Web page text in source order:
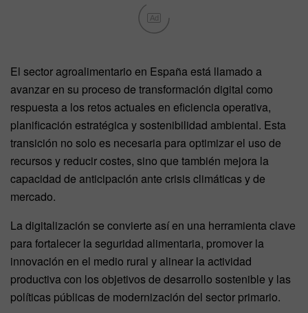
Ad
El sector agroalimentario en España está llamado a
avanzar en su proceso de transformación digital como
respuesta a los retos actuales en eficiencia operativa,
planificación estratégica y sostenibilidad ambiental. Esta
transición no solo es necesaria para optimizar el uso de
recursos y reducir costes, sino que también mejora la
capacidad de anticipación ante crisis climáticas y de
mercado.
La digitalización se convierte así en una herramienta clave
para fortalecer la seguridad alimentaria, promover la
innovación en el medio rural y alinear la actividad
productiva con los objetivos de desarrollo sostenible y las
políticas públicas de modernización del sector primario.